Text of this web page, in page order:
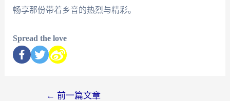
畅享那份带着乡音的热烈与精彩。
Spread the love
← 前一篇文章